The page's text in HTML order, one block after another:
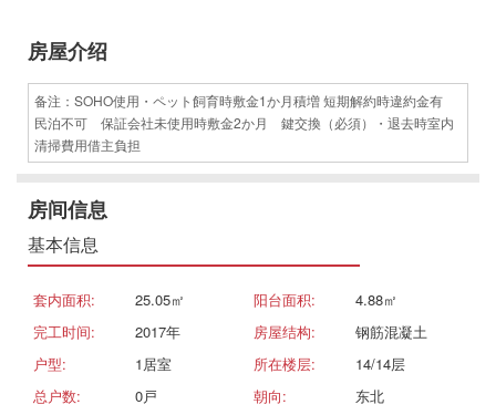
房屋介绍
备注：SOHO使用・ペット飼育時敷金1か月積増 短期解約時違約金有
民泊不可 保証会社未使用時敷金2か月 鍵交換（必須）・退去時室内
清掃費用借主負担
房间信息
基本信息
套内面积: 25.05㎡ 阳台面积:
4.88㎡
完工时间:
2017年 房屋结构:
钢筋混凝土
户型:
1居室 所在楼层:
14/14层
总户数:
0戸 朝向:
东北